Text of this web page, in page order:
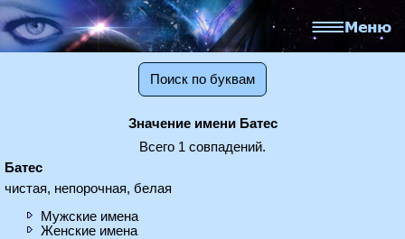
Поиск по буквам
Значение имени Батес
Всего 1 совпадений.
Батес
чистая, непорочная, белая
Мужские имена
Женские имена